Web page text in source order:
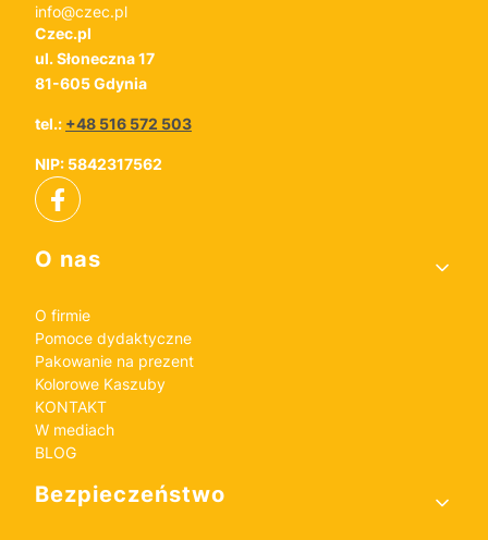
info@czec.pl
Czec.pl
ul. Słoneczna 17
81-605 Gdynia
tel.: +48 516 572 503
NIP: 5842317562
Linki w stopce
O nas
O firmie
Pomoce dydaktyczne
Pakowanie na prezent
Kolorowe Kaszuby
KONTAKT
W mediach
BLOG
Bezpieczeństwo